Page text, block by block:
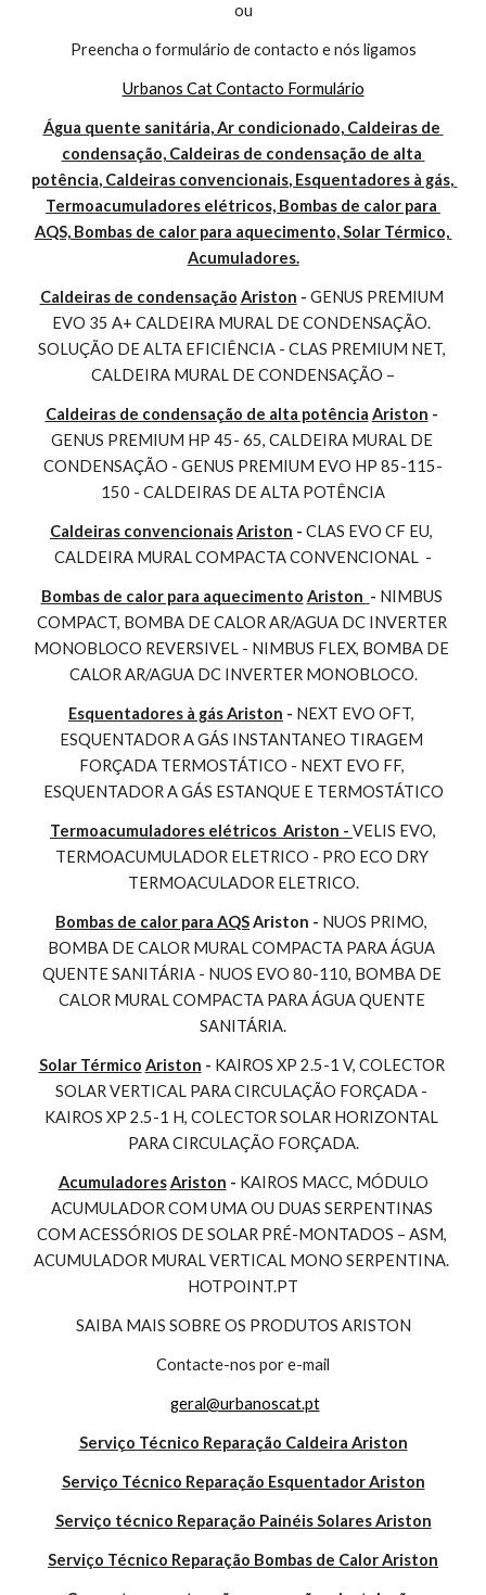
ou
Preencha o formulário de contacto e nós ligamos
Urbanos Cat Contacto Formulário
Água quente sanitária, Ar condicionado, Caldeiras de
condensação, Caldeiras de condensação de alta
potência, Caldeiras convencionais, Esquentadores à gás,
Termoacumuladores elétricos, Bombas de calor para
AQS, Bombas de calor para aquecimento, Solar Térmico,
Acumuladores.
Caldeiras de condensação Ariston - GENUS PREMIUM
EVO 35 A+ CALDEIRA MURAL DE CONDENSAÇÃO.
SOLUÇÃO DE ALTA EFICIÊNCIA - CLAS PREMIUM NET,
CALDEIRA MURAL DE CONDENSAÇÃO –
Caldeiras de condensação de alta potência Ariston
GENUS PREMIUM HP 45- 65, CALDEIRA MURAL DE
CONDENSAÇÃO - GENUS PREMIUM EVO HP 85-115-
150 - CALDEIRAS DE ALTA POTÊNCIA
Caldeiras convencionaisAriston - CLAS EVO CF EU,
CALDEIRA MURAL COMPACTA CONVENCIONAL  -
Bombas de calor para aquecimento Ariston - NIMBUS
COMPACT, BOMBA DE CALOR AR/AGUA DC INVERTER
MONOBLOCO REVERSIVEL - NIMBUS FLEX, BOMBA DE
CALOR AR/AGUA DC INVERTER MONOBLOCO.
Esquentadores à gás Ariston - NEXT EVO OFT,
ESQUENTADOR A GÁS INSTANTANEO TIRAGEM
FORÇADA TERMOSTÁTICO - NEXT EVO FF,
ESQUENTADOR A GÁS ESTANQUE E TERMOSTÁTICO
Termoacumuladores elétricos  Ariston - VELIS EVO,
TERMOACUMULADOR ELETRICO - PRO ECO DRY
TERMOACULADOR ELETRICO.
Bombas de calor para AQS Ariston - NUOS PRIMO,
BOMBA DE CALOR MURAL COMPACTA PARA ÁGUA
QUENTE SANITÁRIA - NUOS EVO 80-110, BOMBA DE
CALOR MURAL COMPACTA PARA ÁGUA QUENTE
SANITÁRIA.
Solar Térmico Ariston - KAIROS XP 2.5-1 V, COLECTOR
SOLAR VERTICAL PARA CIRCULAÇÃO FORÇADA -
KAIROS XP 2.5-1 H, COLECTOR SOLAR HORIZONTAL
PARA CIRCULAÇÃO FORÇADA.
Acumuladores Ariston - KAIROS MACC, MÓDULO
ACUMULADOR COM UMA OU DUAS SERPENTINAS
COM ACESSÓRIOS DE SOLAR PRÉ-MONTADOS – ASM,
ACUMULADOR MURAL VERTICAL MONO SERPENTINA.
HOTPOINT.PT
SAIBA MAIS SOBRE OS PRODUTOS ARISTON
Contacte-nos por e-mail
geral@urbanoscat.pt
Serviço Técnico Reparação Caldeira Ariston
Serviço Técnico Reparação Esquentador Ariston
Serviço técnico Reparação Painéis Solares Ariston
Serviço Técnico Reparação Bombas de Calor Ariston